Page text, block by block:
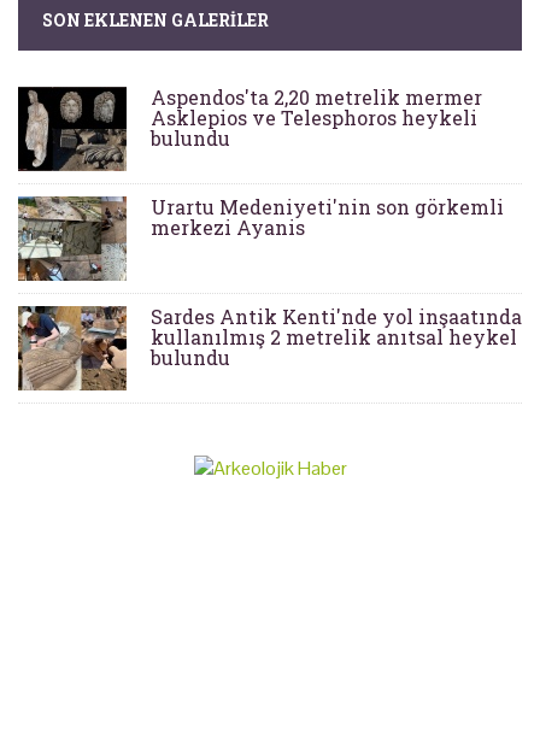
SON EKLENEN GALERILER
Aspendos'ta 2,20 metrelik mermer
Asklepios ve Telesphoros heykeli
bulundu
Urartu Medeniyeti'nin son görkemli
merkezi Ayanis
Sardes Antik Kenti'nde yol inşaatında
kullanılmış 2 metrelik anıtsal heykel
bulundu